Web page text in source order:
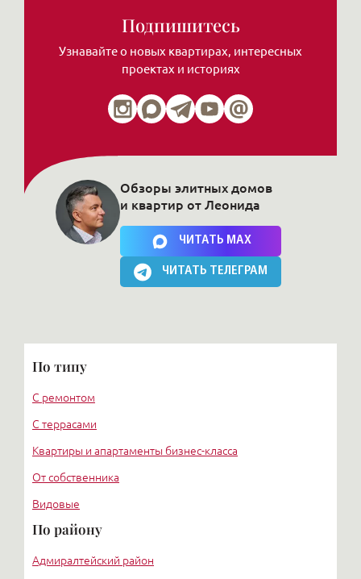
Подпишитесь
Узнавайте о новых квартирах, интересных
проектах и историях
Нажимая на кнопку, Вы соглашаетесь c политикой сайта
Обзоры элитных домов
и квартир от Леонида
ЧИТАТЬ MAX
ЧИТАТЬ ТЕЛЕГРАМ
По типу
С ремонтом
С террасами
Квартиры и апартаменты бизнес-класса
От собственника
Видовые
По району
Адмиралтейский район